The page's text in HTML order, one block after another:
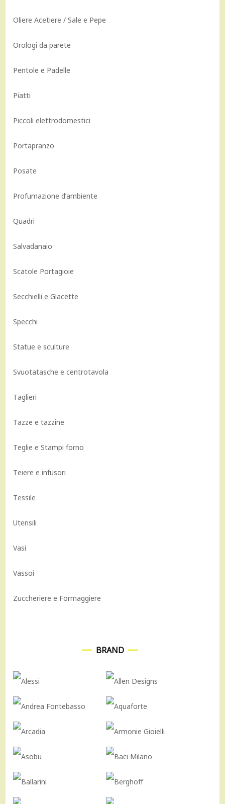
Oliere Acetiere / Sale e Pepe
Orologi da parete
Pentole e Padelle
Piatti
Piccoli elettrodomestici
Portapranzo
Posate
Profumazione d’ambiente
Quadri
Salvadanaio
Scatole Portagioie
Secchielli e Glacette
Specchi
Statue e sculture
Svuotatasche e centrotavola
Taglieri
Tazze e tazzine
Teglie e Stampi forno
Teiere e infusori
Tessile
Utensili
Vasi
Vassoi
Zuccheriere e Formaggiere
BRAND